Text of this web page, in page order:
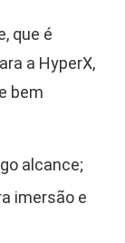
que é
a HyperX,
bem
alcance;
imersão e